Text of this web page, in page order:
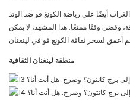
أيضًا على رياضة الكونغ فو ضد الوتد
وقضى وقتًا ممتعًا. هذا المشهد، لا يمكن
منطقة لينغنان الثقافية